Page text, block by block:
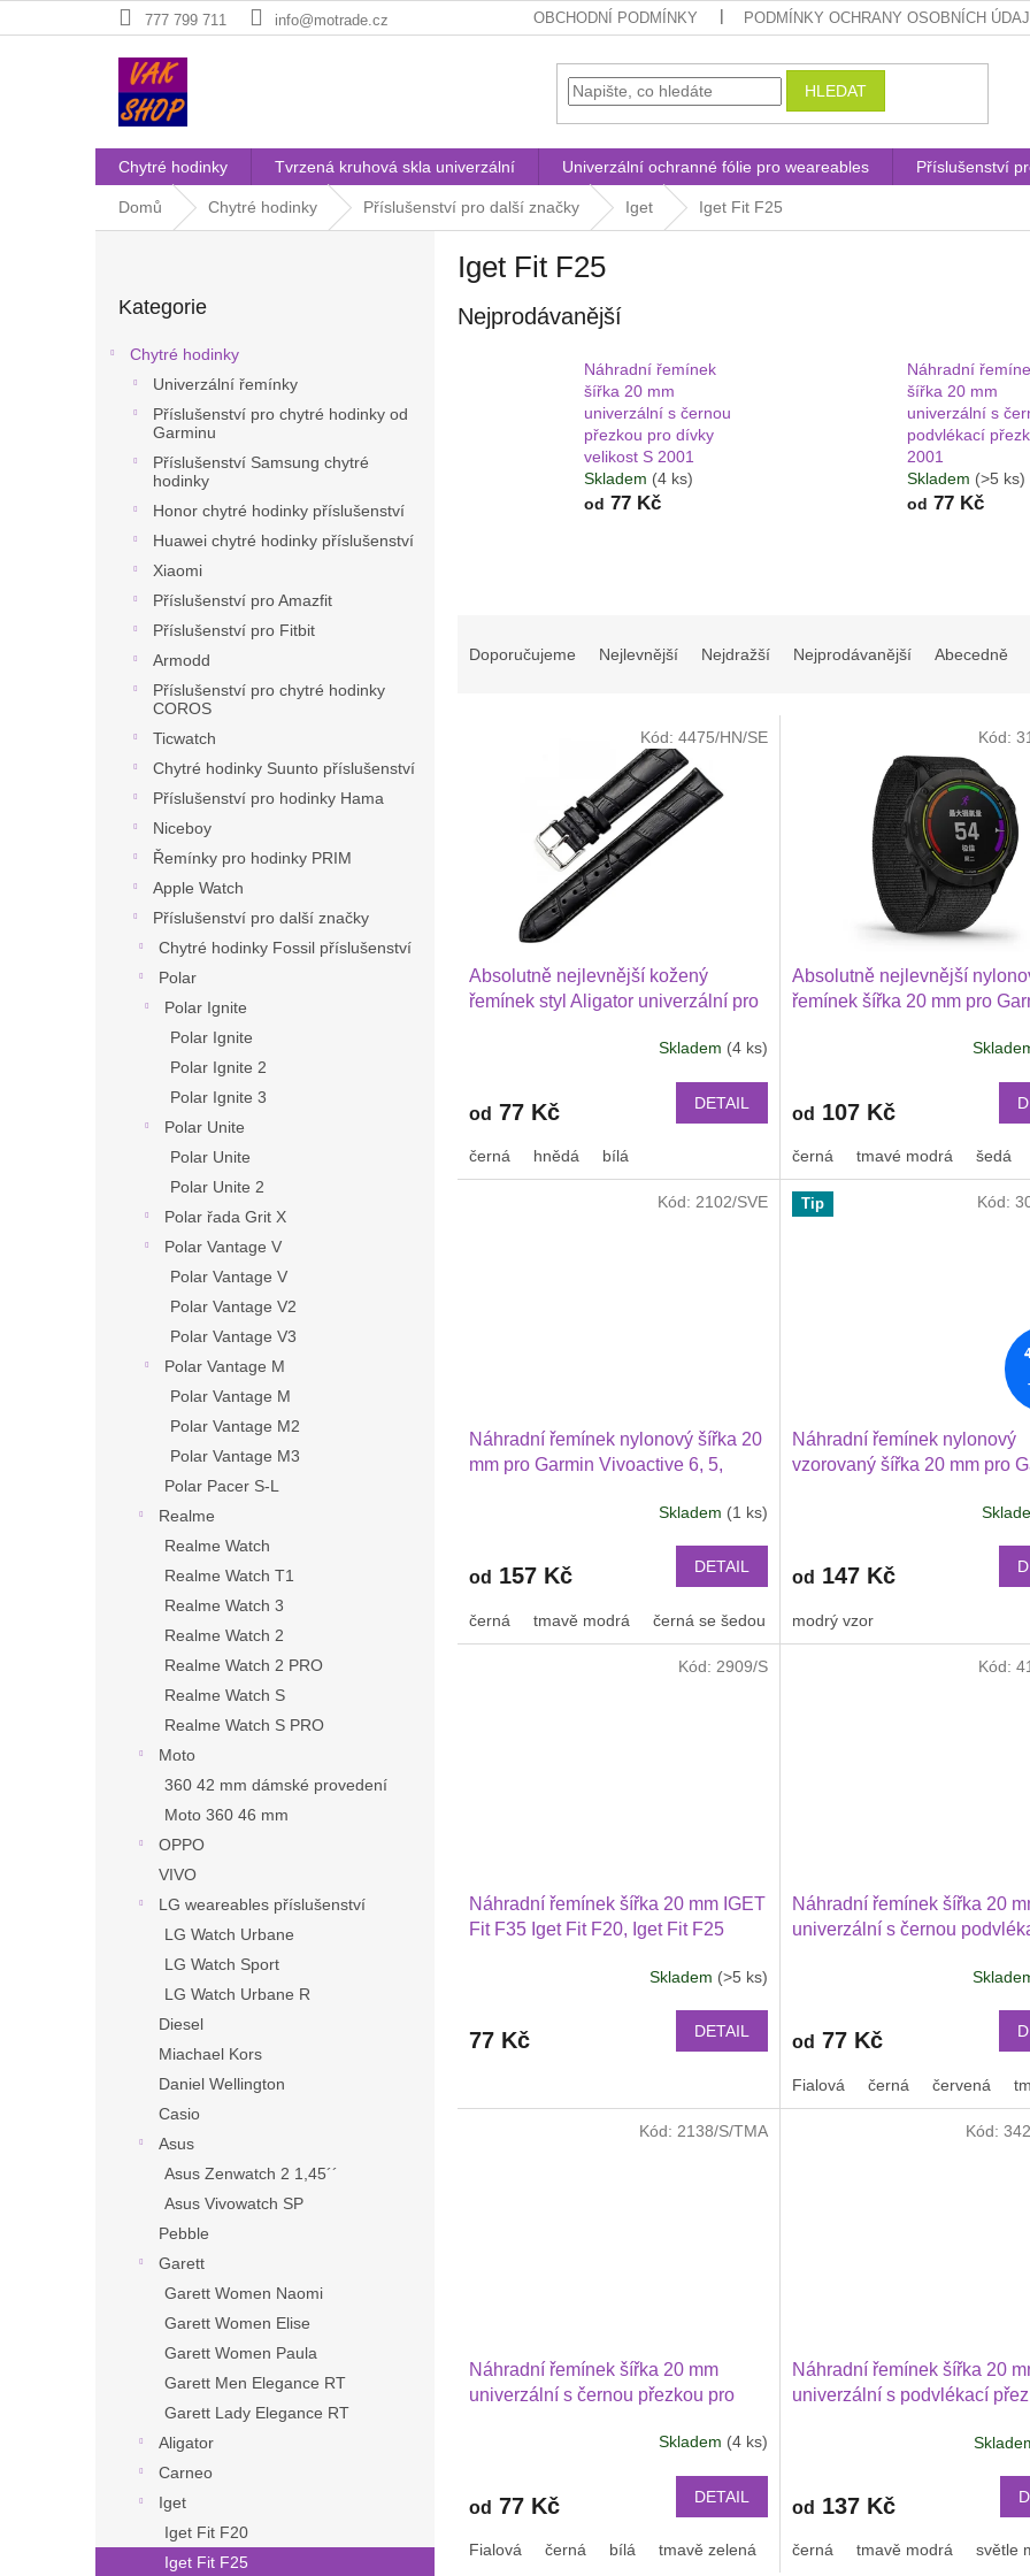
na
777 799 711 info@motrade.cz OBCHODNÍ PODMÍNKY PODMÍNKY OCHRANY OSOBNÍCH
HLEDAT
Chytré hodinky Tvrzená kruhová skla univerzální Univerzální ochranné fólie pro weareables Příslušenství
Domů Chytré hodinky Příslušenství pro další značky Iget Iget Fit F25
kategorie
Kategorie
Chytré hodinky
Univerzální řemínky
Příslušenství pro chytré hodinky od
Garminu
Příslušenství Samsung chytré
hodinky
Honor chytré hodinky příslušenství
Huawei chytré hodinky příslušenství
Xiaomi
Příslušenství pro Amazfit
Příslušenství pro Fitbit
Armodd
Příslušenství pro chytré hodinky
COROS
Ticwatch
Chytré hodinky Suunto příslušenství
Příslušenství pro hodinky Hama
Niceboy
Řemínky pro hodinky PRIM
Apple Watch
Příslušenství pro další značky
Chytré hodinky Fossil příslušenství
Polar
Polar Ignite
Polar Ignite
Polar Ignite 2
Polar Ignite 3
Polar Unite
Polar Unite
Polar Unite 2
Polar řada Grit X
Polar Vantage V
Polar Vantage V
Polar Vantage V2
Polar Vantage V3
Polar Vantage M
Polar Vantage M
Polar Vantage M2
Polar Vantage M3
Polar Pacer S-L
Realme
Realme Watch
Realme Watch T1
Realme Watch 3
Realme Watch 2
Realme Watch 2 PRO
Realme Watch S
Realme Watch S PRO
Moto
360 42 mm dámské provedení
Moto 360 46 mm
OPPO
VIVO
LG weareables příslušenství
LG Watch Urbane
LG Watch Sport
LG Watch Urbane R
Diesel
Miachael Kors
Daniel Wellington
Casio
Asus
Asus Zenwatch 2 1,45´´
Asus Vivowatch SP
Pebble
Garett
Garett Women Naomi
Garett Women Elise
Garett Women Paula
Garett Men Elegance RT
Garett Lady Elegance RT
Aligator
Carneo
Iget
Iget Fit F20
Iget Fit F25
Iget Fit F25
Nejprodávanější
Náhradní řemínek
šířka 20 mm
univerzální s černou
přezkou pro dívky
velikost S 2001
Skladem (4 ks)
od 77 Kč
Náhradní
šířka 20 mm
univerzální s
podvlékací
2001
Skladem (>5 ks)
od 77 Kč
Doporučujeme Nejlevnější Nejdražší Nejprodávanější Abecedně
Absolutně nejlevnější kožený
řemínek styl Aligator univerzální pro
570 42 mm, Amazfit Active 2, GTS 4
Skladem (4 ks)
od 77 Kč DETAIL
černá hnědá bílá
Kód: 4475/HN/SE
Absolutně nejlevnější
řemínek šířka 20 mm pro
mm, Amazfit Active 2, GTS 4
od 107 Kč
černá tmavé modrá šedá
Kód:
Náhradní řemínek nylonový šířka 20
mm pro Garmin Vivoactive 6, 5,
Active 2, GTS 4 GTS 4 mini a další
Skladem (1 ks)
od 157 Kč DETAIL
černá tmavě modrá černá se šedou oranžová
Kód: 2102/SVE Tip
Náhradní řemínek nylonový
vzorovaný šířka 20 mm pro
mm, Amazfit Active 2, GTS 4
od 147 Kč
modrý vzor
Kód:
Náhradní řemínek šířka 20 mm IGET
Fit F35 Iget Fit F20, Iget Fit F25
Skladem (>5 ks)
77 Kč DETAIL
Kód: 2909/S
Náhradní řemínek šířka 20
univerzální s černou
od 77 Kč
Fialová černá červená
Kód:
Náhradní řemínek šířka 20 mm
univerzální s černou přezkou pro
Skladem (4 ks)
od 77 Kč DETAIL
Fialová černá bílá tmavě zelená zelenomodrá černá přezka
Kód: 2138/S/TMA
Náhradní řemínek šířka 20
univerzální s podvlékací
Vivoactive 6, 5, Forerunner
mm, Amazfit Active 2, GTS 4
mini 2022
od 137 Kč
černá tmavě modrá světle
Kód: